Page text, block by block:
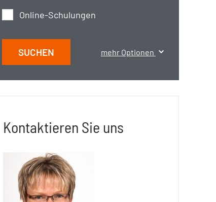
Online-Schulungen
SUCHEN mehr Optionen
Kontaktieren Sie uns